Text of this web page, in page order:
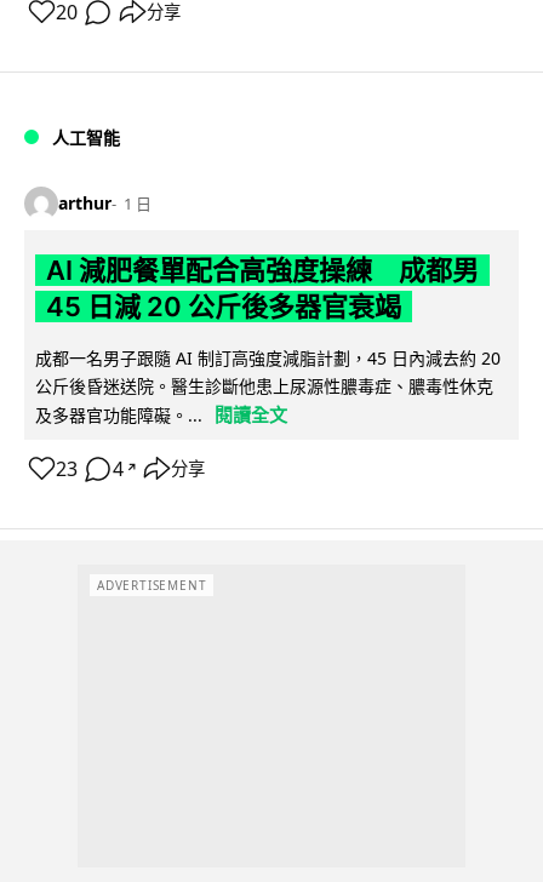
20 分享
人工智能
arthur 1 日
AI 減肥餐單配合高強度操練 成都男
45 日減 20 公斤後多器官衰竭
成都一名男子跟隨 AI 制訂高強度減脂計劃，45 日內減去約 20
公斤後昏迷送院。醫生診斷他患上尿源性膿毒症、膿毒性休克
及多器官功能障礙。...
閱讀全文
23 4 ↗ 分享
ADVERTISEMENT